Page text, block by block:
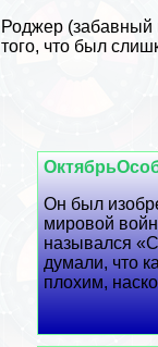
Роджер (забавный
того, что был
Он был
мировой
назывался
думали, что
плохим,